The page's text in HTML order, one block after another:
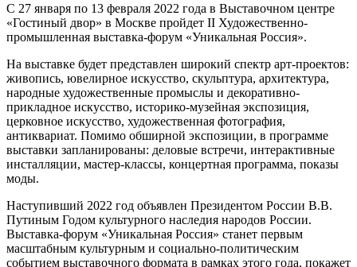
С 27 января по 13 февраля 2022 года в Выставочном центре
«Гостиный двор» в Москве пройдет II Художественно-
промышленная выставка-форум «Уникальная Россия».
На выставке будет представлен широкий спектр арт-проектов:
живопись, ювелирное искусство, скульптура, архитектура,
народные художественные промыслы и декоративно-
прикладное искусство, историко-музейная экспозиция,
церковное искусство, художественная фотография,
антиквариат. Помимо обширной экспозиции, в программе
выставки запланированы: деловые встречи, интерактивные
инсталляции, мастер-классы, концертная программа, показы
моды.
Наступивший 2022 год объявлен Президентом России В.В.
Путиным Годом культурного наследия народов России.
Выставка-форум «Уникальная Россия» станет первым
масштабным культурным и социально-политическим
событием выставочного формата в рамках этого года, покажет